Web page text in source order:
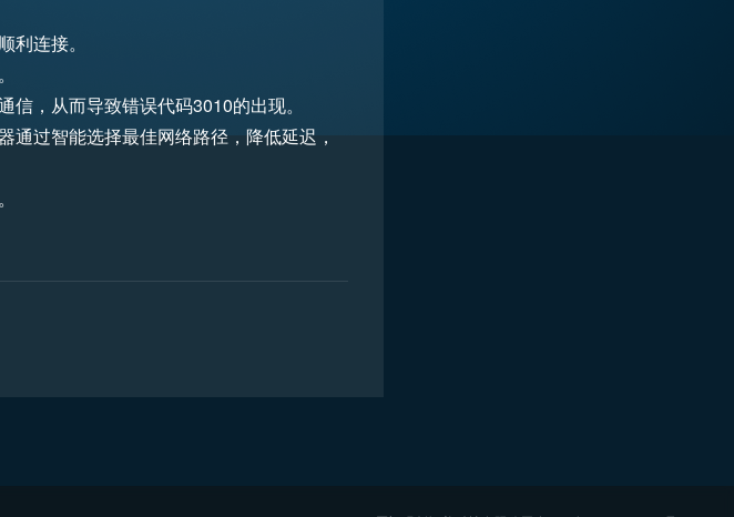
连接。
，从而导致错误代码3010的出现。
过智能选择最佳网络路径，降低延迟，